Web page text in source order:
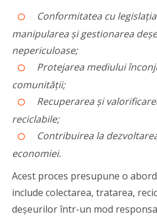
Conformitatea cu
manipularea și gestionarea
nepericuloase;
Protejarea mediului
comunității;
Recuperarea și
reciclabile;
Contribuirea la
economiei.
Acest proces presupune o
include colectarea, tratarea,
deşeurilor într-un mod